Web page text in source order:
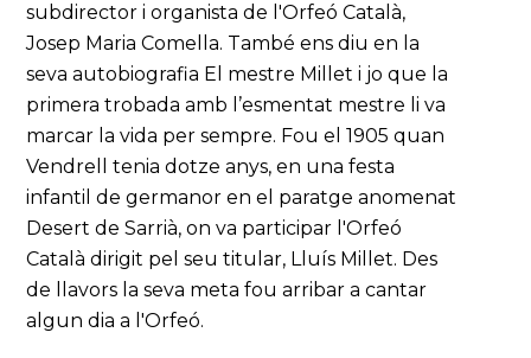
subdirector i organista de l'Orfeó Català,
Josep Maria Comella. També ens diu en la
seva autobiografia El mestre Millet i jo que la
primera trobada amb l’esmentat mestre li va
marcar la vida per sempre. Fou el 1905 quan
Vendrell tenia dotze anys, en una festa
infantil de germanor en el paratge anomenat
Desert de Sarrià, on va participar l'Orfeó
Català dirigit pel seu titular, Lluís Millet. Des
de llavors la seva meta fou arribar a cantar
algun dia a l'Orfeó.